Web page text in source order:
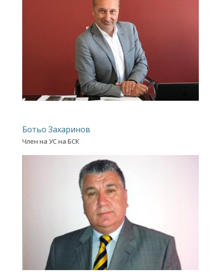
Ботьо Захаринов
Член на УС на БСК